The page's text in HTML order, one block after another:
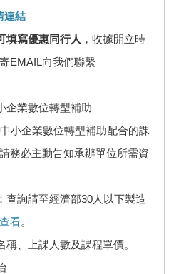
連結
填寫優惠同行人 ，收據開立時
EMAIL向我們聯繫
企業數位轉型補助
小企業數位轉型補助配合的課
務必主動告知承辦單位所需資
查詢請至經濟部30人以下製造
看。
、上課人數及課程單價。